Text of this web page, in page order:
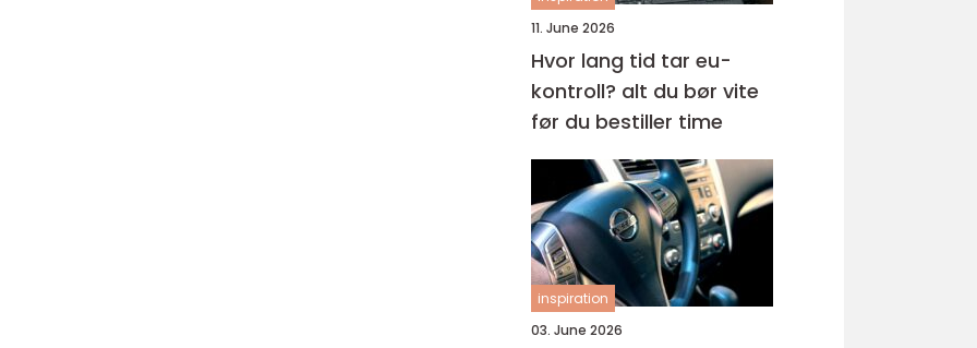
11. June 2026
Hvor lang tid tar eu-
kontroll? alt du bør vite
før du bestiller time
inspiration
03. June 2026